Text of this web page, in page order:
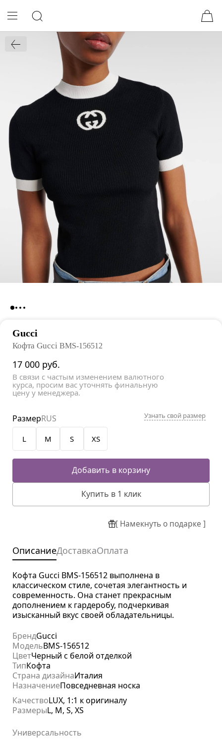
Gucci
Кофта Gucci BMS-156512
17 000 руб.
В связи с частым изменением валютного
курса, просим вас уточнять финальную
цену у менеджера.
L M S XS
РазмерRUS Узнать свой размер
Добавить в корзину
Купить в 1 клик
[ Намекнуть о подарке ]
ОписаниеДоставкаОплата
Кофта Gucci BMS-156512 выполнена в
классическом стиле, сочетая элегантность и
современность. Она станет прекрасным
дополнением к гардеробу, подчеркивая
изысканный вкус своей обладательницы.
БрендGucci
МодельBMS-156512
ЦветЧерный с белой отделкой
ТипКофта
Страна дизайнаИталия
НазначениеПовседневная носка
КачествоLUX, 1:1 к оригиналу
РазмерыL, M, S, XS
Универсальность